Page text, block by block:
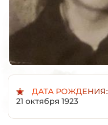
ДАТА РОЖДЕНИЯ:
21 октября 1923